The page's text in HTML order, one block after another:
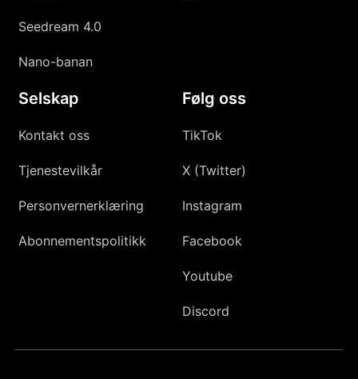
Seedream 4.0
Nano-banan
Selskap
Kontakt oss
Tjenestevilkår
Personvernerklæring
Abonnementspolitikk
Følg oss
TikTok
X (Twitter)
Instagram
Facebook
Youtube
Discord